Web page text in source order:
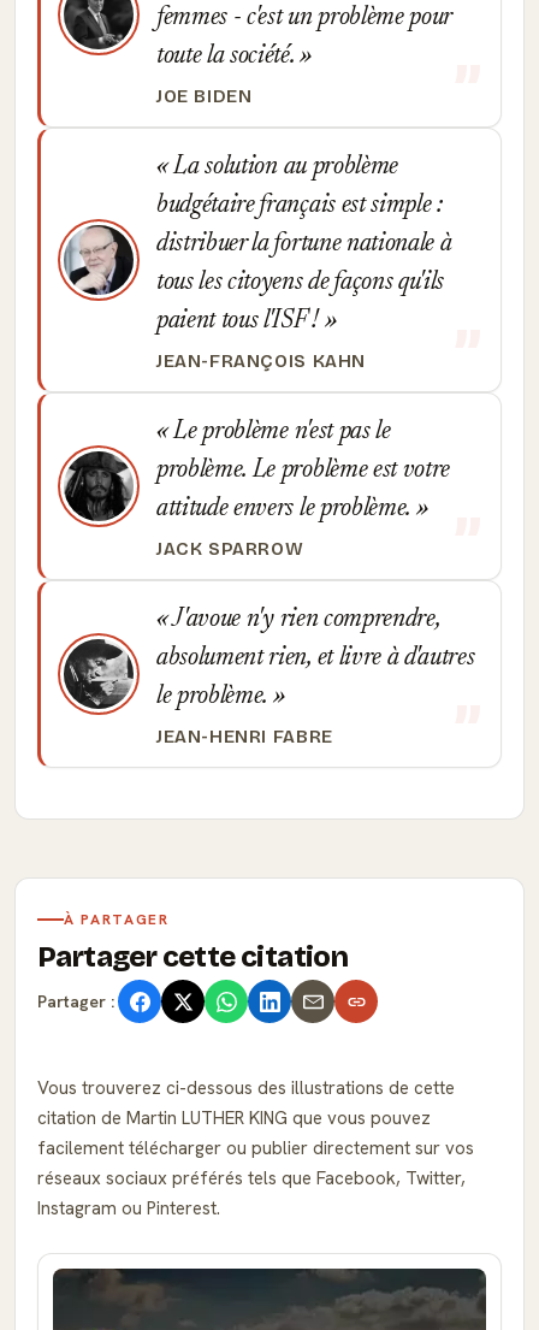
femmes - c'est un problème pour
toute la société.
JOE BIDEN
La solution au problème
budgétaire français est simple :
distribuer la fortune nationale à
tous les citoyens de façons qu'ils
paient tous l'ISF !
JEAN-FRANÇOIS KAHN
Le problème n'est pas le
problème. Le problème est votre
attitude envers le problème.
JACK SPARROW
J'avoue n'y rien comprendre,
absolument rien, et livre à d'autres
le problème.
JEAN-HENRI FABRE
À PARTAGER
Partager cette citation
Partager :
Vous trouverez ci-dessous des illustrations de cette
citation de Martin LUTHER KING que vous pouvez
facilement télécharger ou publier directement sur vos
réseaux sociaux préférés tels que Facebook, Twitter,
Instagram ou Pinterest.